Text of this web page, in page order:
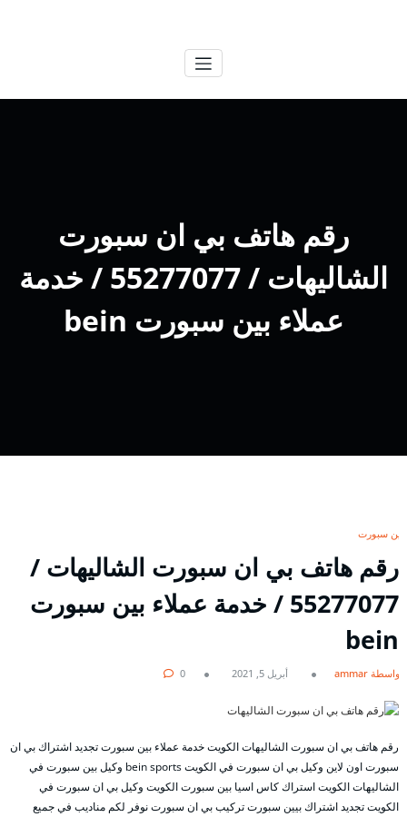
رقم هاتف بي ان سبورت
الشاليهات / 55277077 / خدمة
عملاء بين سبورت bein
بين سبورت
رقم هاتف بي ان سبورت الشاليهات /
55277077 / خدمة عملاء بين سبورت
bein
بواسطة ammar أبريل 5, 2021 0
رقم هاتف بي ان سبورت الشاليهات الكويت خدمة عملاء بين سبورت تجديد اشتراك بي ان
سبورت اون لاين وكيل بي ان سبورت في الكويت bein sports وكيل بين سبورت في
الشاليهات الكويت استراك كاس اسيا بين سبورت الكويت وكيل بي ان سبورت في
الكويت تجديد اشتراك بيين سبورت تركيب بي ان سبورت نوفر لكم مناديب في جميع